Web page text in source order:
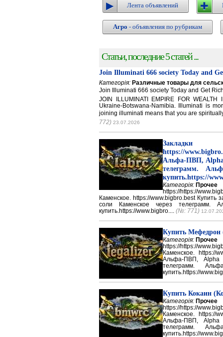
Лента объявлений
Агро - объявления по рубрикам
Статьи, последние 5 статей ...
Join Illuminati 666 society Today and
Категорія: Различные товары для
Join Illuminati 666 society Today and Get
JOIN ILLUMINATI EMPIRE FOR WEALTH
Ukraine-Botswana-Namibia. Illuminati is
joining illuminati means that you are
772) 23.07.2026
Закладки
https://
Альфа-ПВП, Alpha
телеграмм.
купить.https://
Категорія: Прочее
https://https://
Каменское. https://www.bigbro.best Купить
соли Каменское через телеграмм.
купить.https://www.bigbro.... (№: 771)
Купить
Категорія: Прочее
https://https://
Каменское. https://
Альфа-ПВП, Alpha
телеграмм.
купить.https://
Купить Кокаин
Категорія: Прочее
https://https://
Каменское. https://
Альфа-ПВП, Alpha
телеграмм.
купить.https://